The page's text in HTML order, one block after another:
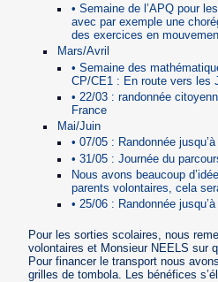
• Semaine de l’APQ pour
avec par exemple une
des exercices en
Mars/Avril
• Semaine des
CP/CE1 : En route vers les
• 22/03 : randonnée
France
Mai/Juin
• 07/05 : Randonnée
• 31/05 : Journée du
Nous avons beaucoup
parents volontaires, cela
• 25/06 : Randonnée
Pour les sorties scolaires, nous
volontaires et Monsieur NEELS sur
Pour financer le transport nous
grilles de tombola. Les bénéfices